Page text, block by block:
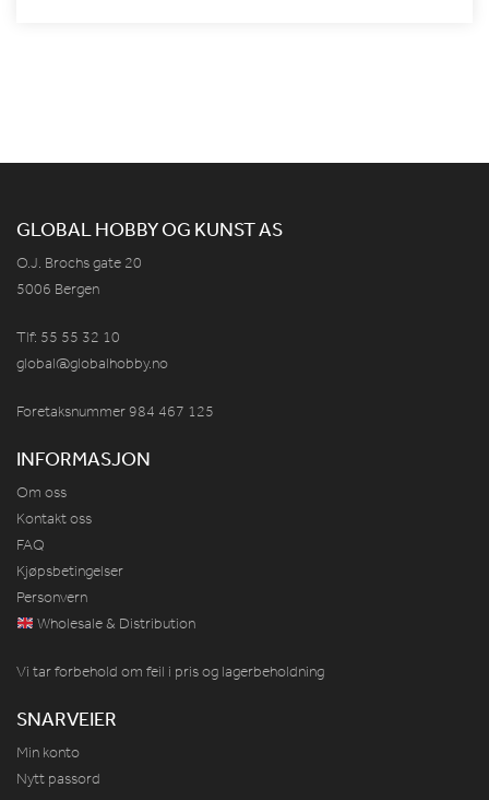
GLOBAL HOBBY OG KUNST AS
O.J. Brochs gate 20
5006 Bergen
Tlf: 55 55 32 10
global@globalhobby.no
Foretaksnummer 984 467 125
INFORMASJON
Om oss
Kontakt oss
FAQ
Kjøpsbetingelser
Personvern
Wholesale & Distribution
Vi tar forbehold om feil i pris og lagerbeholdning
SNARVEIER
Min konto
Nytt passord